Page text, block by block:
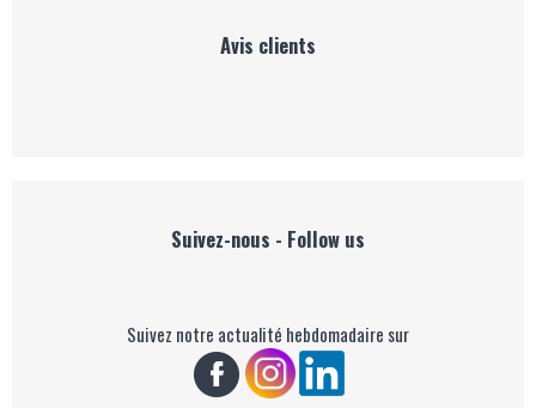
Avis clients
Suivez-nous - Follow us
Suivez notre actualité hebdomadaire sur